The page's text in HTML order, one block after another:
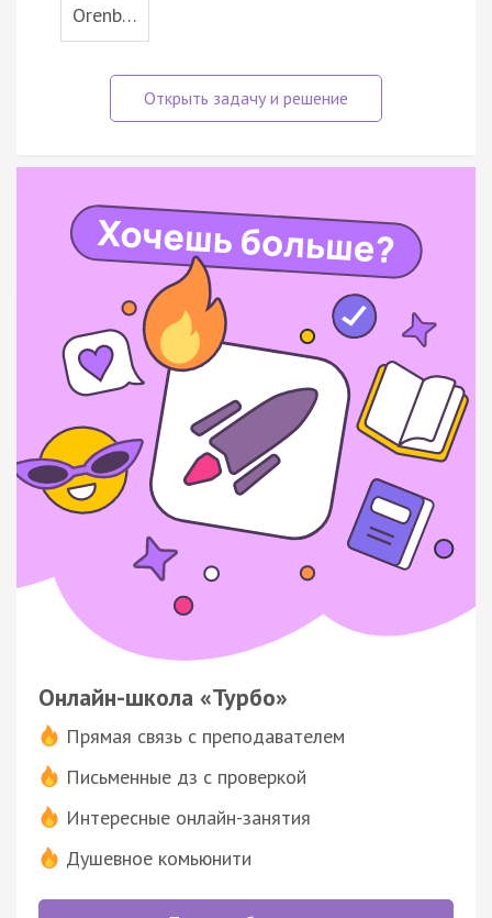
Orenb…
Онлайн-школа «Турбо»
Прямая связь с преподавателем
Письменные дз с проверкой
Интересные онлайн-занятия
Душевное комьюнити